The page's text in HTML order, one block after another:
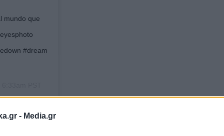
- Media.gr
mundo que
#dream
σε όλο τον κόσμο χωρίς κανέναν φόβο.